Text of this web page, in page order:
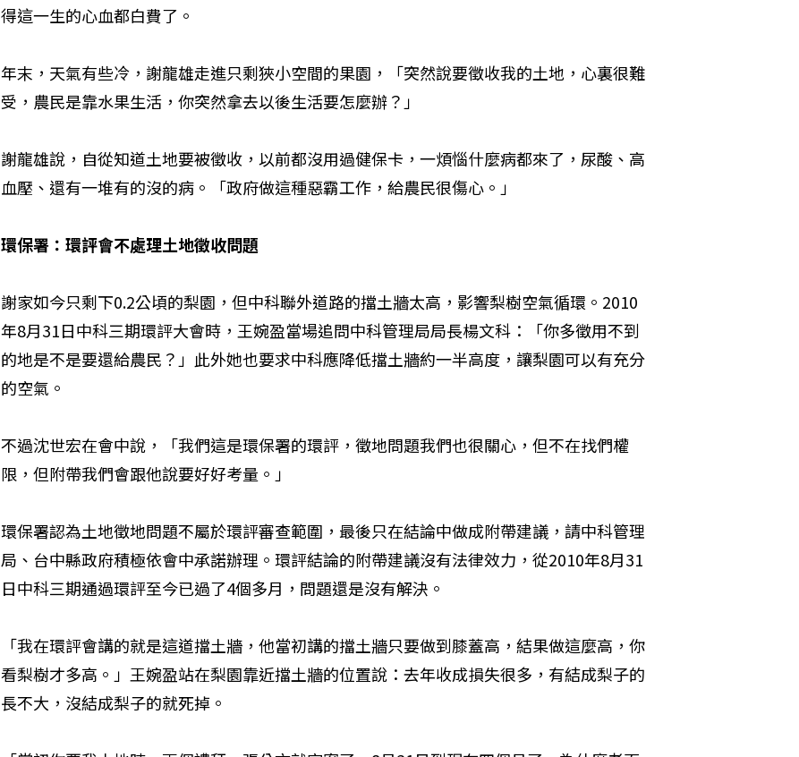
得這一生的心血都白費了。
年末，天氣有些冷，謝龍雄走進只剩狹小空間的果園，「突然說要徵收我的土地，心裏很難
受，農民是靠水果生活，你突然拿去以後生活要怎麼辦？」
謝龍雄說，自從知道土地要被徵收，以前都沒用過健保卡，一煩惱什麼病都來了，尿酸、高
血壓、還有一堆有的沒的病。「政府做這種惡霸工作，給農民很傷心。」
環保署：環評會不處理土地徵收問題
謝家如今只剩下0.2公頃的梨園，但中科聯外道路的擋土牆太高，影響梨樹空氣循環。2010
年8月31日中科三期環評大會時，王婉盈當場追問中科管理局局長楊文科：「你多徵用不到
的地是不是要還給農民？」此外她也要求中科應降低擋土牆約一半高度，讓梨園可以有充分
的空氣。
不過沈世宏在會中說，「我們這是環保署的環評，徵地問題我們也很關心，但不在找們權
限，但附帶我們會跟他說要好好考量。」
環保署認為土地徵地問題不屬於環評審查範圍，最後只在結論中做成附帶建議，請中科管理
局、台中縣政府積極依會中承諾辦理。環評結論的附帶建議沒有法律效力，從2010年8月31
日中科三期通過環評至今已過了4個多月，問題還是沒有解決。
「我在環評會講的就是這道擋土牆，他當初講的擋土牆只要做到膝蓋高，結果做這麼高，你
看梨樹才多高。」王婉盈站在梨園靠近擋土牆的位置說：去年收成損失很多，有結成梨子的
長不大，沒結成梨子的就死掉。